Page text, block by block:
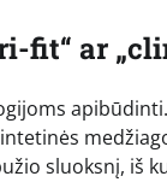
fit“ ar
sluoksnį, iš